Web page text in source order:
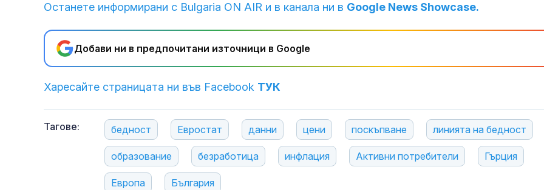
Останете информирани с Bulgaria ON AIR и в канала ни в Google News Showcase.
Добави ни в предпочитани източници в Google
Харесайте страницата ни във Facebook ТУК
Тагове: бедност Евростат данни цени поскъпване линията на бедност
образование безработица инфлация Активни потребители Гърция
Европа България